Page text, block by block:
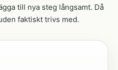
till nya steg långsamt. Då
faktiskt trivs med.